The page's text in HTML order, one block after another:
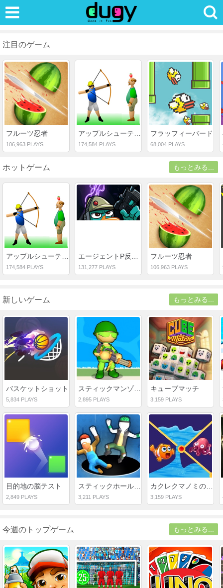
注目のゲーム
フルーツ忍者
106,963 PLAYS 174,584 PLAYS
フラッフィーバード
68,004 PLAYS
ホットゲーム もっとみる...
174,584 PLAYS 131,277 PLAYS
フルーツ忍者
106,963 PLAYS
新しいゲーム もっとみる...
バスケットショット
5,834 PLAYS
スティックマンゾンビの破壊
2,895 PLAYS
キューブマッチ
3,159 PLAYS
目的地の脳テスト
2,849 PLAYS
スティックホール.io
3,211 PLAYS
カクレクマノミのピンアウト
3,159 PLAYS
今週のトップゲーム もっとみる...